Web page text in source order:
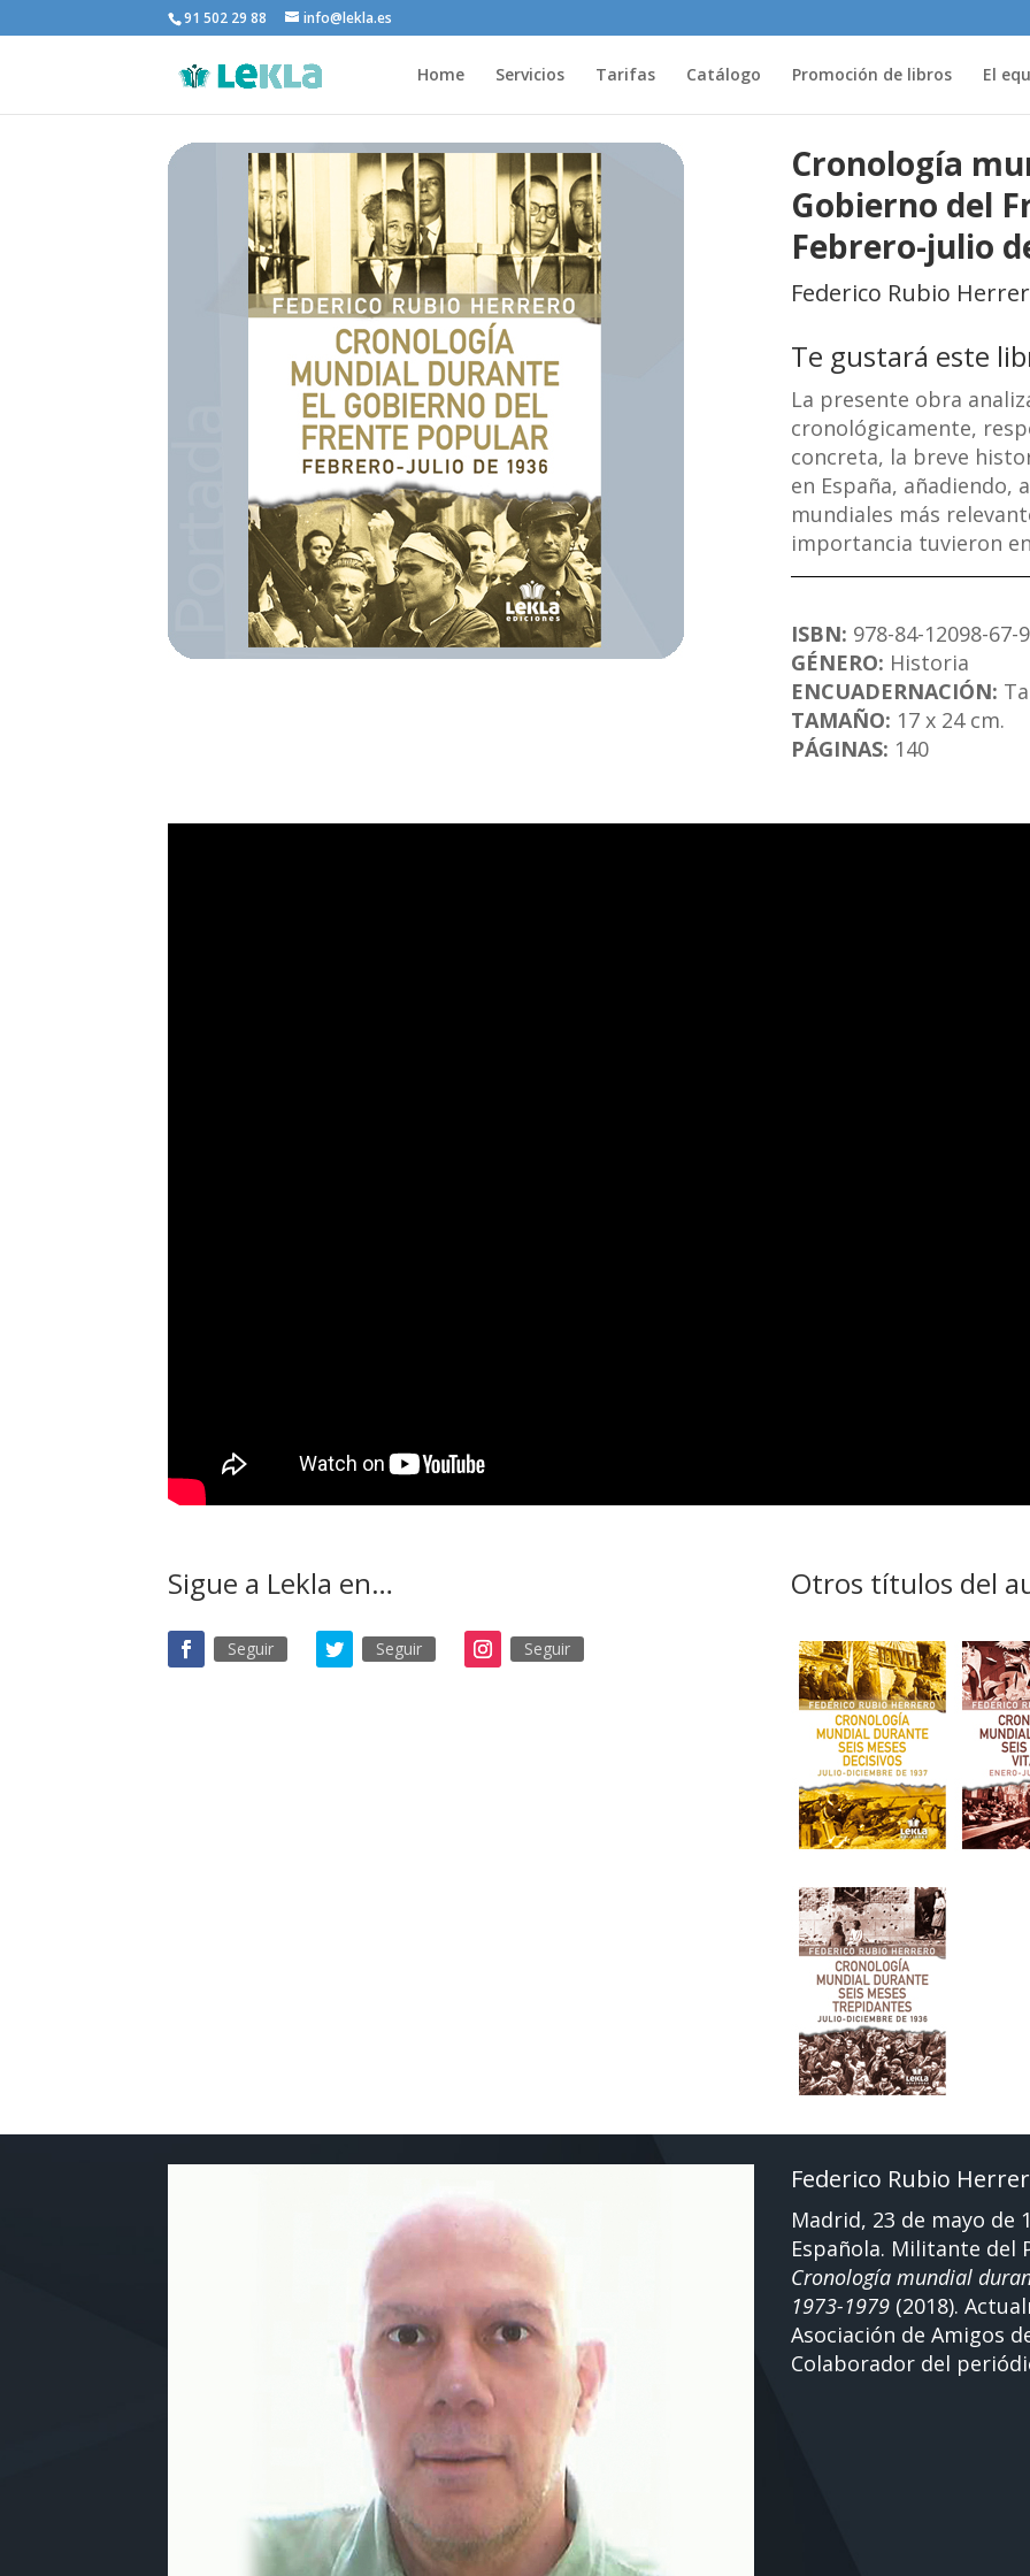
91 502 29 88 info@lekla.es
Home Servicios Tarifas Catálogo Promoción de libros El
Cronología
Gobierno del
Febrero-julio
Federico Rubio
Te gustará este
La presente obra
cronológicamente,
concreta, la breve
en España, añadiendo,
mundiales más
importancia tuvieron
ISBN: 978-84-12098-67-9
GÉNERO: Historia
ENCUADERNACIÓN:
TAMAÑO: 17 x 24 cm.
PÁGINAS: 140
Sigue a Lekla en…
Seguir Seguir Seguir
Otros títulos del
Federico Rubio
Madrid, 23 de mayo de
Española. Militante del
Cronología mundial
1973-1979(2018).
Asociación de Amigos
Colaborador del